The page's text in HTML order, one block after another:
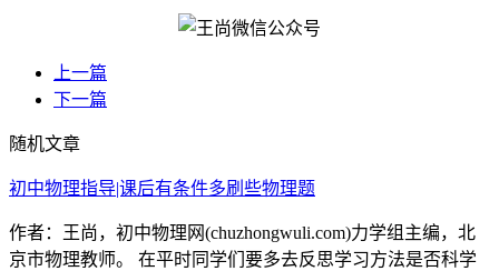
上一篇
下一篇
随机文章
初中物理指导|课后有条件多刷些物理题
作者：王尚，初中物理网(chuzhongwuli.com)力学组主编，北
京市物理教师。 在平时同学们要多去反思学习方法是否科学